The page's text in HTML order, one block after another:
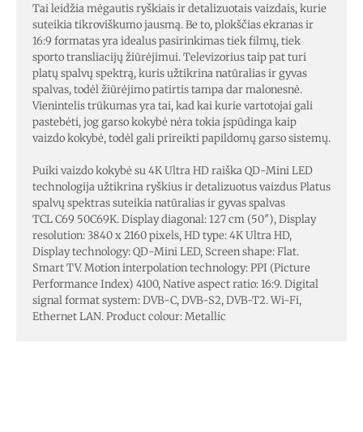
Tai leidžia mėgautis ryškiais ir detalizuotais vaizdais, kurie
suteikia tikroviškumo jausmą. Be to, plokščias ekranas ir
16:9 formatas yra idealus pasirinkimas tiek filmų, tiek
sporto transliacijų žiūrėjimui. Televizorius taip pat turi
platų spalvų spektrą, kuris užtikrina natūralias ir gyvas
spalvas, todėl žiūrėjimo patirtis tampa dar malonesnė.
Vienintelis trūkumas yra tai, kad kai kurie vartotojai gali
pastebėti, jog garso kokybė nėra tokia įspūdinga kaip
vaizdo kokybė, todėl gali prireikti papildomų garso sistemų.
Puiki vaizdo kokybė su 4K Ultra HD raiška QD-Mini LED
technologija užtikrina ryškius ir detalizuotus vaizdus Platus
spalvų spektras suteikia natūralias ir gyvas spalvas
TCL C69 50C69K. Display diagonal: 127 cm (50″), Display
resolution: 3840 x 2160 pixels, HD type: 4K Ultra HD,
Display technology: QD-Mini LED, Screen shape: Flat.
Smart TV. Motion interpolation technology: PPI (Picture
Performance Index) 4100, Native aspect ratio: 16:9. Digital
signal format system: DVB-C, DVB-S2, DVB-T2. Wi-Fi,
Ethernet LAN. Product colour: Metallic